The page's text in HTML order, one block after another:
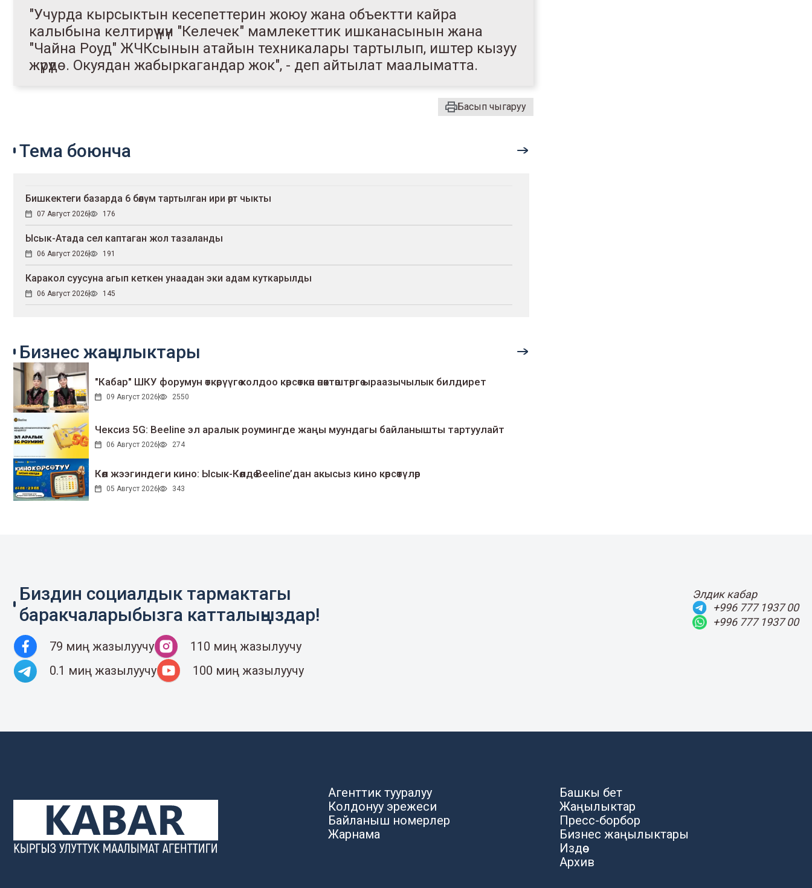
"Учурда кырсыктын кесепеттерин жоюу жана объектти кайра
калыбына келтирүү үчүн "Келечек" мамлекеттик ишканасынын жана
"Чайна Роуд" ЖЧКсынын атайын техникалары тартылып, иштер кызуу
жүрүүдө. Окуядан жабыркагандар жок", - деп айтылат маалыматта.
Басып чыгаруу
Тема боюнча
Бишкектеги базарда 6 бөлүм тартылган ири өрт чыкты
07 Август 2026 176
Ысык-Атада сел каптаган жол тазаланды
06 Август 2026 191
Каракол суусуна агып кеткен унаадан эки адам куткарылды
06 Август 2026 145
Бизнес жаңылыктары
"Кабар" ШКУ форумун өткөрүүгө колдоо көрсөткөн өнөктөштөргө ыраазычылык билдирет
09 Август 2026 2550
Чексиз 5G: Beeline эл аралык роумингде жаңы муундагы байланышты тартуулайт
06 Август 2026 274
Көл жээгиндеги кино: Ысык-Көлдө Beeline’дан акысыз кино көрсөтүлөр
05 Август 2026 343
Биздин социалдык тармактагы
баракчаларыбызга катталыңыздар!
79 миң жазылуучу
110 миң жазылуучу
0.1 миң жазылуучу
100 миң жазылуучу
Элдик кабар
+996 777 1937 00
+996 777 1937 00
Агенттик тууралуу
Колдонуу эрежеси
Байланыш номерлер
Жарнама
Башкы бет
Жаңылыктар
Пресс-борбор
Бизнес жаңылыктары
Издөө
Архив